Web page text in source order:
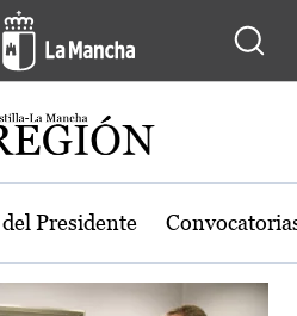
de Castilla-
Presidente